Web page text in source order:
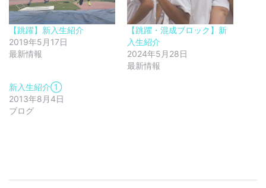
【跳躍】新入生紹介
2019年5月17日
最新情報
【跳躍・混成ブロック】新
入生紹介
2024年5月28日
最新情報
新入生紹介①
2013年8月4日
ブログ